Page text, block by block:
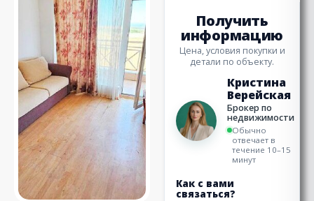
Получить
информацию
Цена, условия покупки и
детали по объекту.
Кристина
Верейская
Брокер по
недвижимости
Обычно
отвечает в
течение 10–15
минут
Как с вами
связаться?